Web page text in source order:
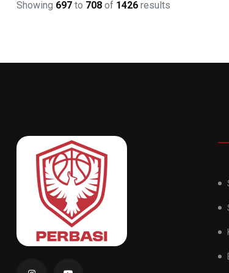
Showing 697 to 708 of 1426 results